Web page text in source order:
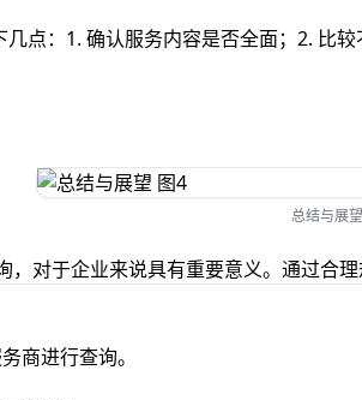
点：1. 确认服务内容是否全面；2. 比
总结与展望
对于企业来说具有重要意义。通过合
商进行查询。